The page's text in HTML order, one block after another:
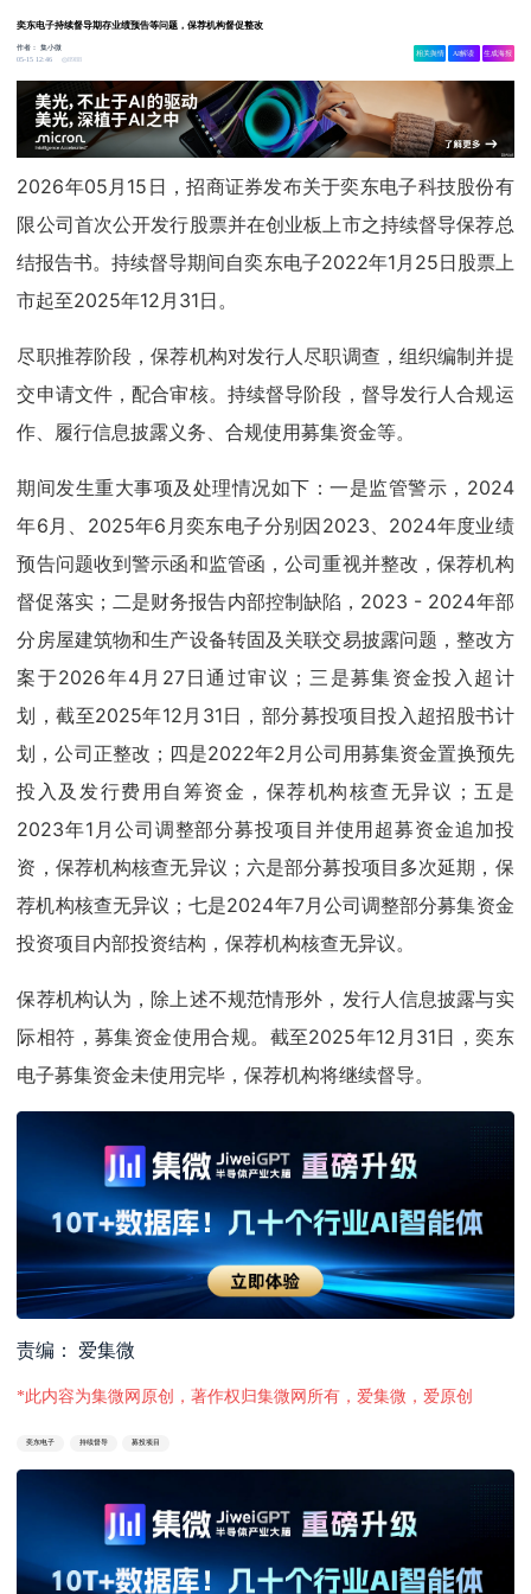
奕东电子持续督导期存业绩预告等问题，保荐机构督促整改
作者：集小微
05-15 12:46
8988
相关舆情 AI解读 生成海报
2026年05月15日，招商证券发布关于奕东电子科技股份有
限公司首次公开发行股票并在创业板上市之持续督导保荐总
结报告书。持续督导期间自奕东电子2022年1月25日股票上
市起至2025年12月31日。
尽职推荐阶段，保荐机构对发行人尽职调查，组织编制并提
交申请文件，配合审核。持续督导阶段，督导发行人合规运
作、履行信息披露义务、合规使用募集资金等。
期间发生重大事项及处理情况如下：一是监管警示，2024
年6月、2025年6月奕东电子分别因2023、2024年度业绩
预告问题收到警示函和监管函，公司重视并整改，保荐机构
督促落实；二是财务报告内部控制缺陷，2023 - 2024年部
分房屋建筑物和生产设备转固及关联交易披露问题，整改方
案于2026年4月27日通过审议；三是募集资金投入超计
划，截至2025年12月31日，部分募投项目投入超招股书计
划，公司正整改；四是2022年2月公司用募集资金置换预先
投入及发行费用自筹资金，保荐机构核查无异议；五是
2023年1月公司调整部分募投项目并使用超募资金追加投
资，保荐机构核查无异议；六是部分募投项目多次延期，保
荐机构核查无异议；七是2024年7月公司调整部分募集资金
投资项目内部投资结构，保荐机构核查无异议。
保荐机构认为，除上述不规范情形外，发行人信息披露与实
际相符，募集资金使用合规。截至2025年12月31日，奕东
电子募集资金未使用完毕，保荐机构将继续督导。
责编： 爱集微
*此内容为集微网原创，著作权归集微网所有，爱集微，爱原创
奕东电子 持续督导 募投项目